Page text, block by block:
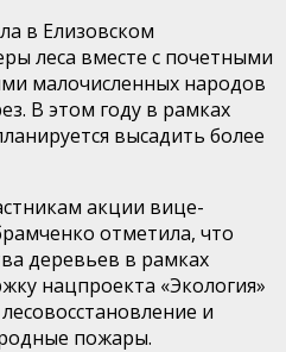
в Елизовском
леса вместе с почетными
малочисленных народов
В этом году в рамках
высадить более
акции вице-
отметила, что
деревьев в рамках
нацпроекта «Экология»
и
пожары.